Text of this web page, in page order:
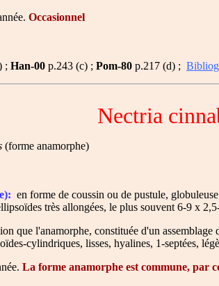
Occasionnel
; Han-00 p.243 (c) ; Pom-80 p.217 (d) ;
Nectria
(forme anamorphe)
en forme de coussin ou de pustule,
très allongées, le plus souvent 6-9 x
que l'anamorphe, constituée d'un
cylindriques, lisses, hyalines, 1-septées,
La forme anamorphe est commune, par